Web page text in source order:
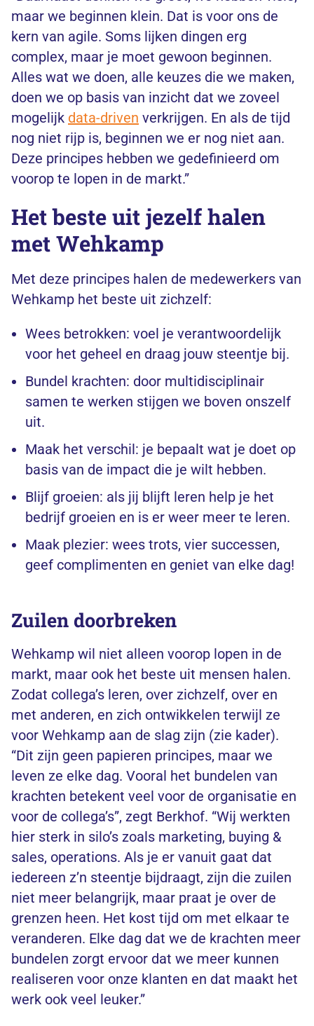
maar we beginnen klein. Dat is voor ons de
kern van agile. Soms lijken dingen erg
complex, maar je moet gewoon beginnen.
Alles wat we doen, alle keuzes die we maken,
doen we op basis van inzicht dat we zoveel
mogelijk data-driven verkrijgen. En als de tijd
nog niet rijp is, beginnen we er nog niet aan.
Deze principes hebben we gedefinieerd om
voorop te lopen in de markt.”
Het beste uit jezelf halen
met Wehkamp
Met deze principes halen de medewerkers van
Wehkamp het beste uit zichzelf:
Wees betrokken: voel je verantwoordelijk
voor het geheel en draag jouw steentje bij.
Bundel krachten: door multidisciplinair
samen te werken stijgen we boven onszelf
uit.
Maak het verschil: je bepaalt wat je doet op
basis van de impact die je wilt hebben.
Blijf groeien: als jij blijft leren help je het
bedrijf groeien en is er weer meer te leren.
Maak plezier: wees trots, vier successen,
geef complimenten en geniet van elke dag!
Zuilen doorbreken
Wehkamp wil niet alleen voorop lopen in de
markt, maar ook het beste uit mensen halen.
Zodat collega’s leren, over zichzelf, over en
met anderen, en zich ontwikkelen terwijl ze
voor Wehkamp aan de slag zijn (zie kader).
“Dit zijn geen papieren principes, maar we
leven ze elke dag. Vooral het bundelen van
krachten betekent veel voor de organisatie en
voor de collega’s”, zegt Berkhof. “Wij werkten
hier sterk in silo’s zoals marketing, buying &
sales, operations. Als je er vanuit gaat dat
iedereen z’n steentje bijdraagt, zijn die zuilen
niet meer belangrijk, maar praat je over de
grenzen heen. Het kost tijd om met elkaar te
veranderen. Elke dag dat we de krachten meer
bundelen zorgt ervoor dat we meer kunnen
realiseren voor onze klanten en dat maakt het
werk ook veel leuker.”